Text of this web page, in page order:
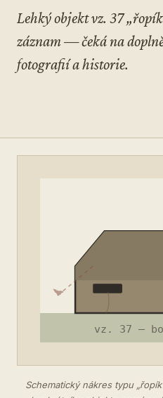
Lehký objekt vz. 37
záznam — čeká na
fotografií a historie.
Schematický nákres typu